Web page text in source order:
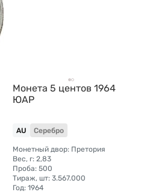
Монета 5 центов 1964
ЮАР
AU Серебро
Монетный двор: Претория
Вес, г: 2,83
Проба: 500
Тираж, шт: 3.567.000
Год: 1964